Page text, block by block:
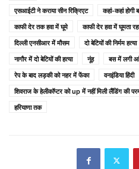
एसआईटी ने कराया सीन रिक्रिएट
कहां-कहां
काफी देर तक हवा में घूमे
काफी देर हवा में घूमता
दिल्ली एनसीआर में मौसम
दो बेटियों की निर्मम हत्या
नागौर में दो बेटियों की हत्या
नूंह बस में लगी
रेप के बाद लड़की को नहर में फेंका
वनइंडिया हिंदी
शिवराज के हेलीकॉप्टर को up में नहीं मिली लैंडिंग की
हरियाणा तक